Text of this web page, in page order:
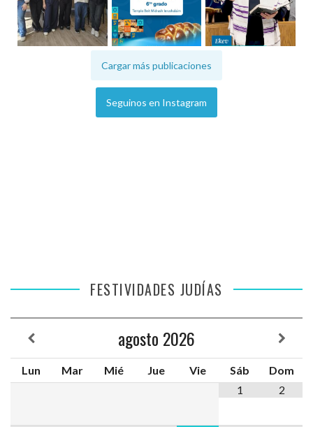
Cargar más publicaciones
Seguinos en Instagram
FESTIVIDADES JUDÍAS
agosto 2026
Lun Mar Mié Jue Vie Sáb
Dom
1
2